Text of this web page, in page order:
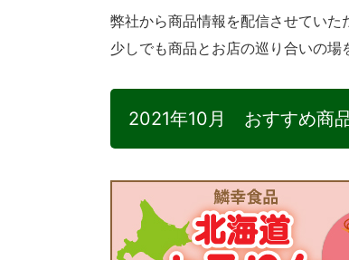
弊社から商品情報を配信させていた
少しでも商品とお店の巡り合いの場
2021年10月 おすすめ商